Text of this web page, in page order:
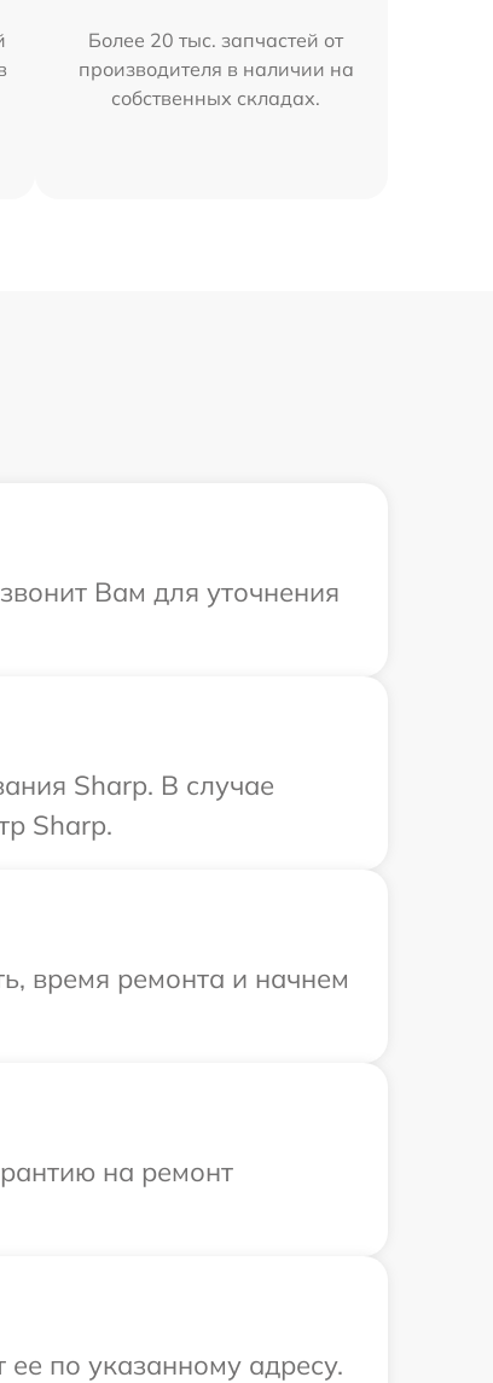
Более 20 тыс. запчастей от
производителя в наличии на
собственных складах.
Вам для уточнения
Sharp. В случае
Sharp.
время ремонта и начнем
на ремонт
по указанному адресу.